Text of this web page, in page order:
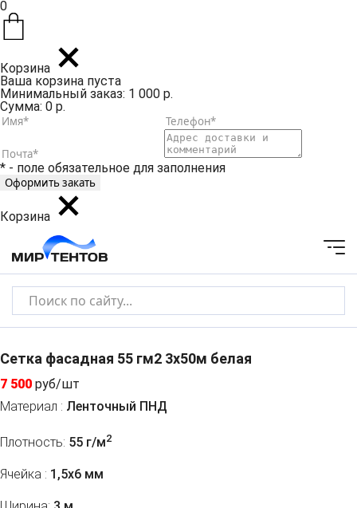
0
Корзина
Ваша корзина пуста
Минимальный заказ: 1 000 р.
Сумма: 0 р.
* - поле обязательное для заполнения
Корзина
Сетка фасадная 55 гм2 3x50м белая
7 500 руб/шт
Материал : Ленточный ПНД
Плотность: 55 г/м2
Ячейка : 1,5х6 мм